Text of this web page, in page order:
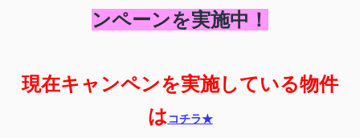
ンペーンを実施中！
現在キャンペンを実施している物件
は コチラ★